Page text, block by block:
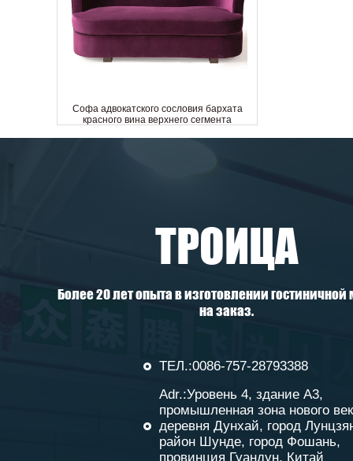
Софа адвокатского сословия бархата
красного вина верхнего сегмента
рестораном задняя
для отдыха из ткани
ТРОИЦА
Более 20 лет опыта в изготовлении
на заказ.
ТЕЛ.:0086-757-28793388
Adr.:Уровень 4, здание A3,
промышленная зона нового
деревня Дунхай, город
район Шунде, город Фошань,
провинция Гуандун, Китай